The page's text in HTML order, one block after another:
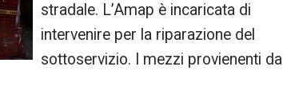
stradale. L’Amap è incaricata di
intervenire per la riparazione del
sottoservizio. I mezzi provienenti da